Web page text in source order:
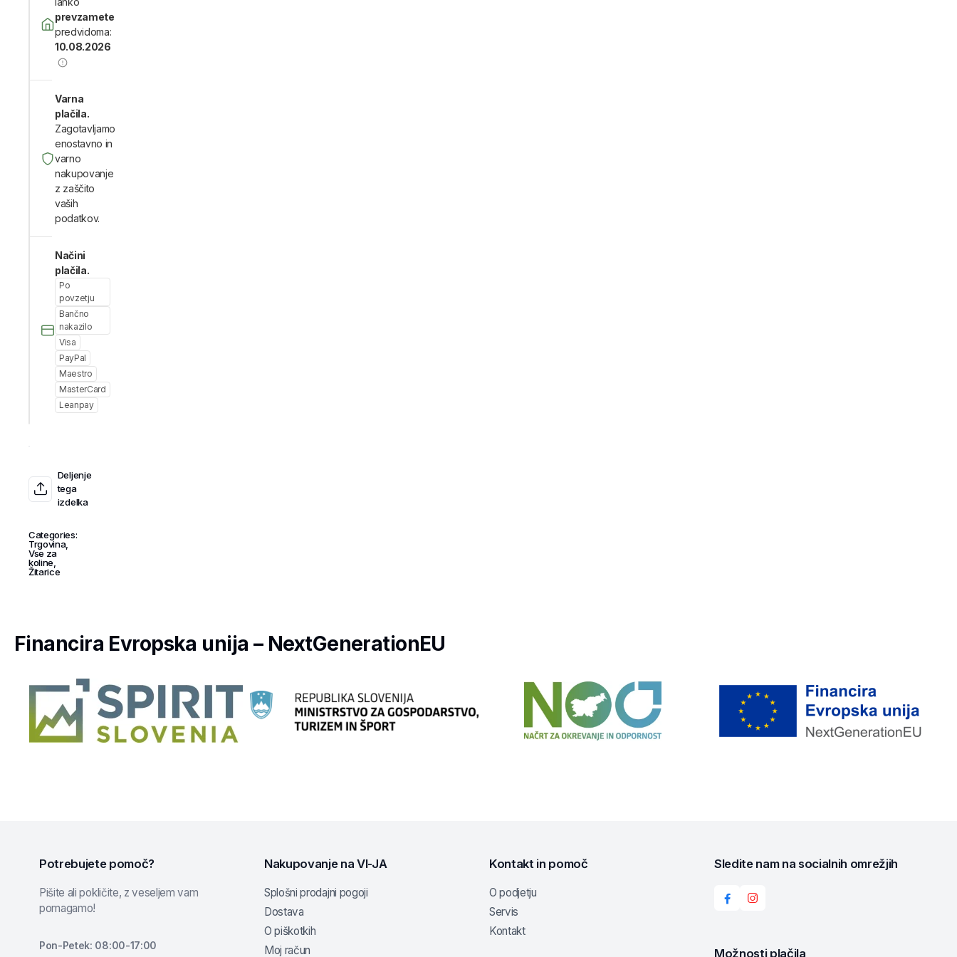
prevzamete
predvidoma:
10.08.2026
Varna
plačila.
Zagotavljamo
enostavno in
varno
nakupovanje
z zaščito
vaših
podatkov.
Načini
plačila.
Po
povzetju
Bančno
nakazilo
Visa
PayPal
Maestro
MasterCard
Leanpay
Deljenje
tega
izdelka
Categories:
Trgovina,
Vse za
koline
Žitarice
Financira Evropska unija – NextGenerationEU
Potrebujete pomoč?
Pišite ali pokličite, z veseljem vam
pomagamo!
Pon-Petek: 08:00-17:00
Nakupovanje na VI-JA
Splošni prodajni pogoji
Dostava
O piškotkih
Moj račun
Kontakt in pomoč
O podjetju
Servis
Kontakt
Sledite nam na socialnih omrežjih
Možnosti plačila